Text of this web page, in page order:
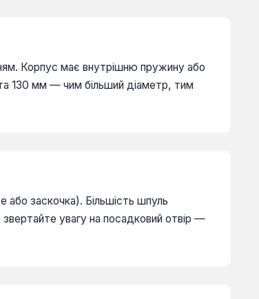
Корпус має внутрішню пружину або
та 130 мм — чим більший діаметр, тим
або заскочка). Більшість шпуль
увагу на посадковий отвір —